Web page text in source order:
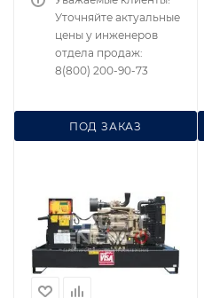
ПОД ЗАКАЗ
Уточняйте актуальные
цены у инженеров
отдела продаж:
8(800) 200-90-73